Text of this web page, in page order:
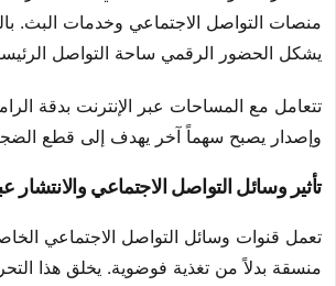
منصات التواصل الاجتماعي وخدمات البث.
يشكل الحضور الرقمي ساحة التواصل
تتعامل مع المساحات عبر الإنترنت بدقة
وإصدار يصبح سهماً آخر يهدف إلى قطع
تأثير وسائل التواصل الاجتماعي والانتشار
تعمل قنوات وسائل التواصل الاجتماعي
منسقة بدلاً من تغذية فوضوية. يخلق هذا